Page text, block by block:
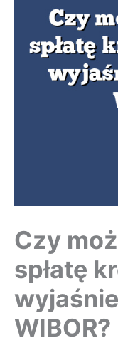
Czy
spłatę
WIBOR?